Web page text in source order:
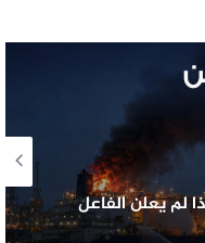
لم يعلن الفاعل